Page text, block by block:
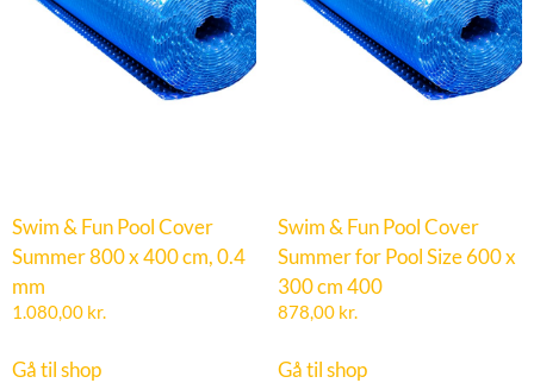
Swim & Fun Pool Cover
Summer 800 x 400 cm, 0.4
mm
1.080,00 kr.
Gå til shop
Swim & Fun Pool Cover
Summer for Pool Size 600 x
300 cm 400
878,00 kr.
Gå til shop